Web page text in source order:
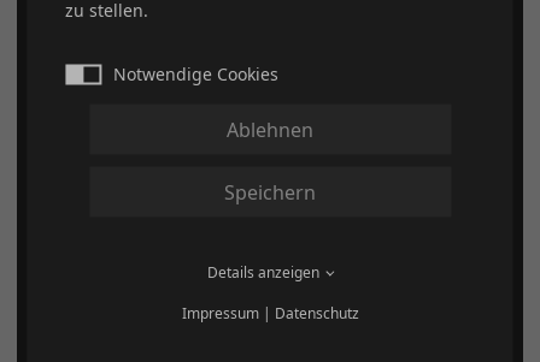
Deutsche Quarter Horse Association e.V.
63741 Aschaffenburg
Die DQHA ist das offizielle Affiliate der AQHA in
Deutschland. Besuchen Sie https://www.aqha.com/de/
zu stellen.
Notwendige Cookies
Ablehnen
Speichern
Details anzeigen
Impressum| Datenschutz